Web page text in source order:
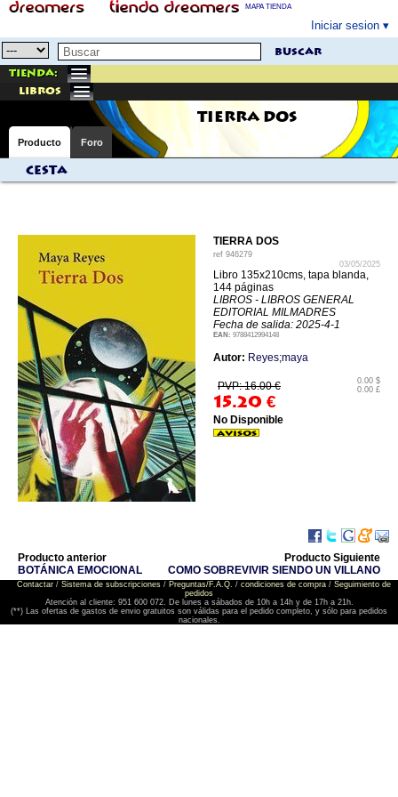
MAPA TIENDA
Iniciar sesion
buscar
Tienda:
libros
TIERRA DOS
Producto Foro
Cesta
TIERRA DOS
ref 946279
03/05/2025
Libro 135x210cms, tapa blanda,
144 páginas
LIBROS - LIBROS GENERAL
EDITORIAL MILMADRES
Fecha de salida: 2025-4-1
EAN: 9788412994148
Autor: Reyes;maya
PVP: 16.00 €
15.20 €
0.00 $
0.00 £
No Disponible
Producto anterior
BOTÁNICA EMOCIONAL
Producto Siguiente
COMO SOBREVIVIR SIENDO UN VILLANO
Contactar/ Sistema de subscripciones/ Preguntas/F.A.Q. / condiciones de compra/ Seguimiento de
pedidos
Atención al cliente: 951 600 072. De lunes a sábados de 10h a 14h y de 17h a 21h.
(**) Las ofertas de gastos de envio gratuitos son válidas para el pedido completo, y sólo para pedidos
nacionales.